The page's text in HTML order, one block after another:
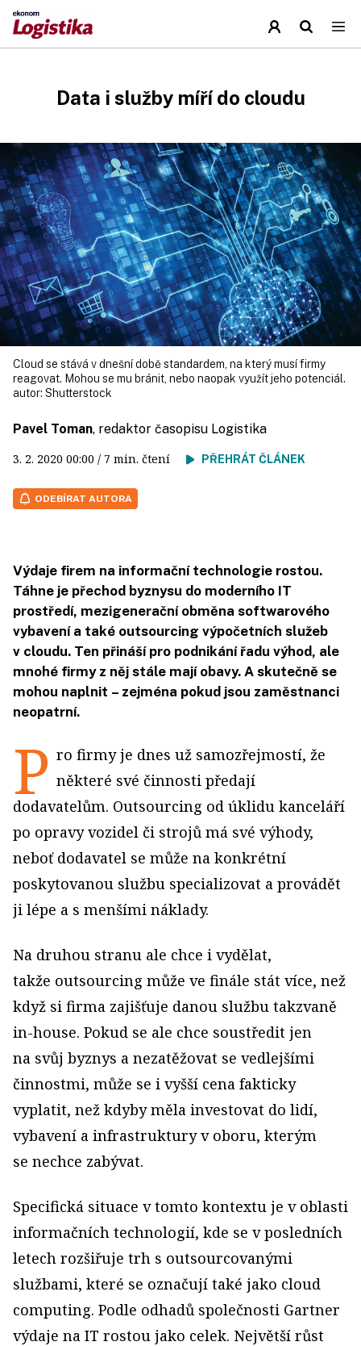
Data i služby míří do cloudu
Cloud se stává v dnešní době standardem, na který musí firmy
reagovat. Mohou se mu bránit, nebo naopak využít jeho potenciál.
autor: Shutterstock
Pavel Toman, redaktor časopisu Logistika
3. 2. 2020 00:00 / 7 min. čtení PŘEHRÁT ČLÁNEK
ODEBÍRAT AUTORA
Výdaje firem na informační technologie rostou.
Táhne je přechod byznysu do moderního IT
prostředí, mezigenerační obměna softwarového
vybavení a také outsourcing výpočetních služeb
v cloudu. Ten přináší pro podnikání řadu výhod, ale
mnohé firmy z něj stále mají obavy. A skutečně se
mohou naplnit – zejména pokud jsou zaměstnanci
neopatrní.
P ro firmy je dnes už samozřejmostí, že
některé své činnosti předají
dodavatelům. Outsourcing od úklidu kanceláří
po opravy vozidel či strojů má své výhody,
neboť dodavatel se může na konkrétní
poskytovanou službu specializovat a provádět
ji lépe a s menšími náklady.
Na druhou stranu ale chce i vydělat,
takže outsourcing může ve finále stát více, než
když si firma zajišťuje danou službu takzvaně
in-house. Pokud se ale chce soustředit jen
na svůj byznys a nezatěžovat se vedlejšími
činnostmi, může se i vyšší cena fakticky
vyplatit, než kdyby měla investovat do lidí,
vybavení a infrastruktury v oboru, kterým
se nechce zabývat.
Specifická situace v tomto kontextu je v oblasti
informačních technologií, kde se v posledních
letech rozšiřuje trh s outsourcovanými
službami, které se označují také jako cloud
computing. Podle odhadů společnosti Gartner
výdaje na IT rostou jako celek. Největší růst